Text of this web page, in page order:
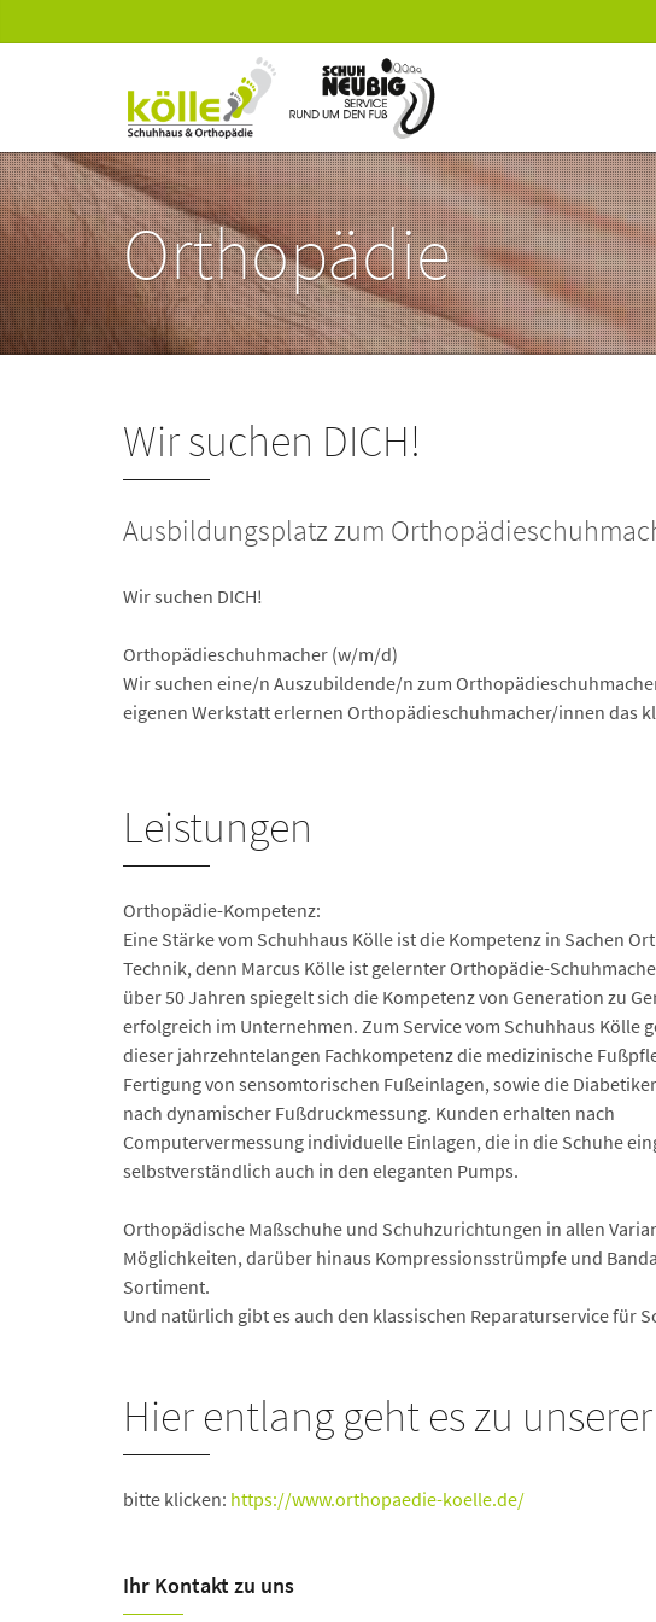
Orthopädie
Wir suchen DICH!
Ausbildungsplatz zum
Wir suchen DICH!
Orthopädieschuhmacher (w/m/d)
Wir suchen eine/n Auszubildende/n zum
eigenen Werkstatt erlernen Orthopädieschuhmacher/innen das
Leistungen
Orthopädie-Kompetenz:
Eine Stärke vom Schuhhaus Kölle ist die Kompetenz in Sachen
Technik, denn Marcus Kölle ist gelernter Orthopädie-
über 50 Jahren spiegelt sich die Kompetenz von Generation zu
erfolgreich im Unternehmen. Zum Service vom Schuhhaus Kölle
dieser jahrzehntelangen Fachkompetenz die medizinische
Fertigung von sensomtorischen Fußeinlagen, sowie die
nach dynamischer Fußdruckmessung. Kunden erhalten nach
Computervermessung individuelle Einlagen, die in die Schuhe
selbstverständlich auch in den eleganten Pumps.
Orthopädische Maßschuhe und Schuhzurichtungen in allen
Möglichkeiten, darüber hinaus Kompressionsstrümpfe und
Sortiment.
Und natürlich gibt es auch den klassischen Reparaturservice für
Hier entlang geht es zu
bitte klicken: https://www.orthopaedie-koelle.de/
Ihr Kontakt zu uns